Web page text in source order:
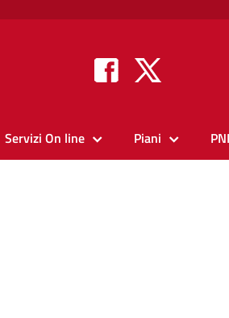
Servizi On line Piani